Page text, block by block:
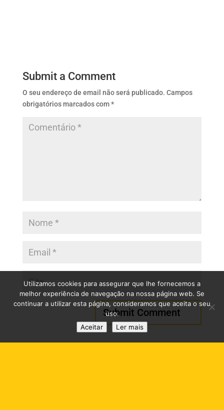
Submit a Comment
O seu endereço de email não será publicado. Campos
obrigatórios marcados com*
Utilizamos cookies para assegurar que lhe fornecemos a
melhor experiência de navegação na nossa página web. Se
continuar a utilizar esta página, consideramos que aceita o seu
uso.
Aceitar
Ler mais